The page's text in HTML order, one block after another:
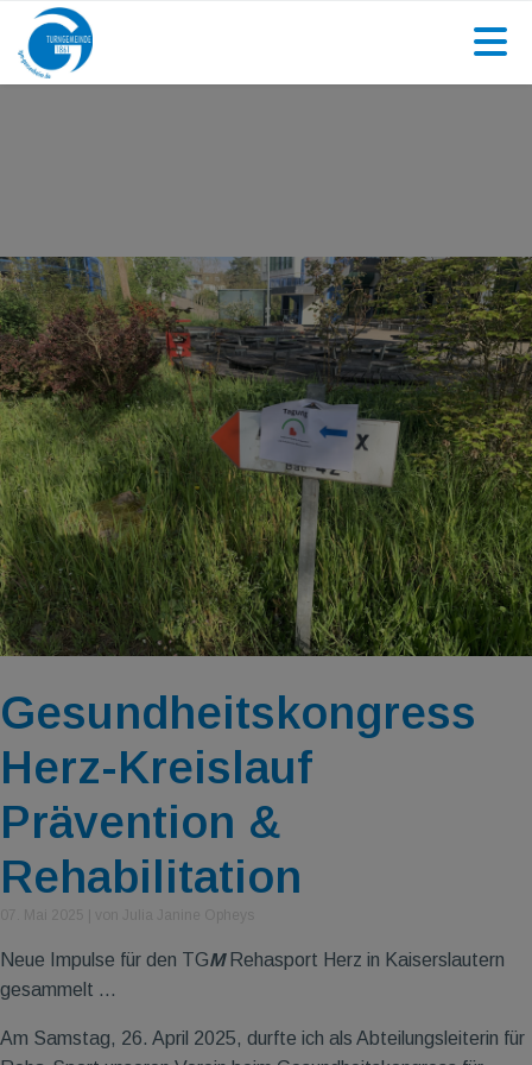
Gesundheitskongress
Herz-Kreislauf
Prävention &
Rehabilitation
Neue Impulse für den TGMRehasport Herz in Kaiserslautern
gesammelt ...
Am Samstag, 26. April 2025, durfte ich als Abteilungsleiterin für